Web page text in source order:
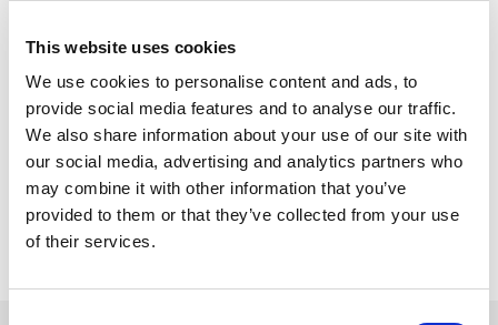
This website uses cookies
We use cookies to personalise content and ads, to
provide social media features and to analyse our traffic.
We also share information about your use of our site with
our social media, advertising and analytics partners who
may combine it with other information that you’ve
provided to them or that they’ve collected from your use
of their services.
med hiv rundt omkring i verden, sier han til The Guardian.
Keyword:
Helserisiko
SOI Seksuell helse Sex og sykdom
Seksualopplysning